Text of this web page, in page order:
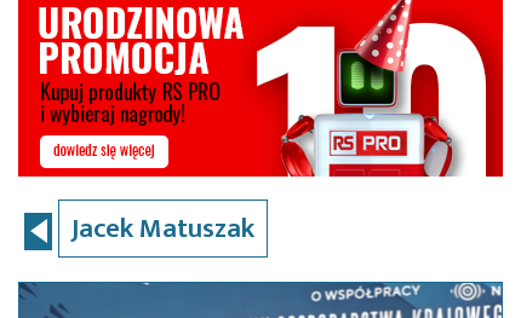
Jacek Matuszak